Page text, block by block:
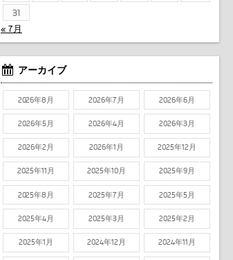
31
« 7月
アーカイブ
2026年8月 2026年7月 2026年6月
2026年5月 2026年4月 2026年3月
2026年2月 2026年1月 2025年12月
2025年11月 2025年10月 2025年9月
2025年8月 2025年7月 2025年5月
2025年4月 2025年3月 2025年2月
2025年1月 2024年12月 2024年11月